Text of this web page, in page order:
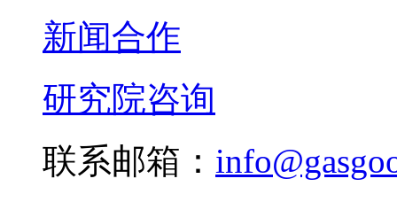
新闻合作
研究院咨询
联系邮箱：